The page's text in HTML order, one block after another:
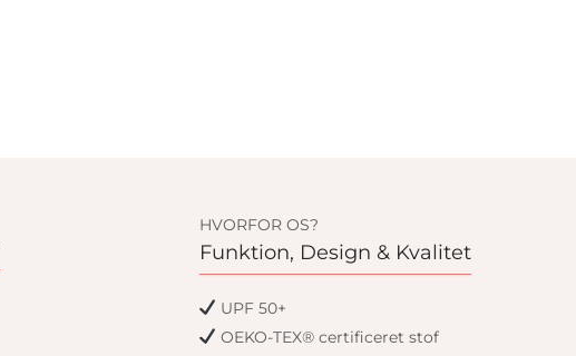
HVORFOR OS?
Funktion, Design & Kvalitet
UPF 50+
OEKO-TEX® certificeret stof